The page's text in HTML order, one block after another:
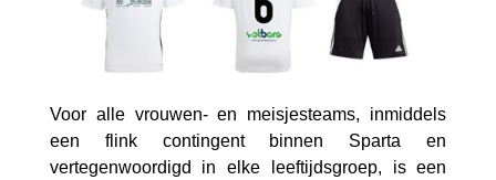
Voor alle vrouwen- en meisjesteams, inmiddels
een flink contingent binnen Sparta en
vertegenwoordigd in elke leeftijdsgroep, is een